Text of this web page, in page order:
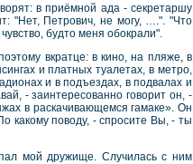
в приёмной ада - секретаршу
"Нет, Петрович, не могу, ….". "Что
будто меня обокрали".
вкратце: в кино, на пляже, в
и платных туалетах, в метро,
и в подъездах, в подвалах и
- заинтересованно говорит он, -
в раскачивающемся гамаке». Он
какому поводу, - спросите Вы, - ты
мой дружище. Случилась с ним